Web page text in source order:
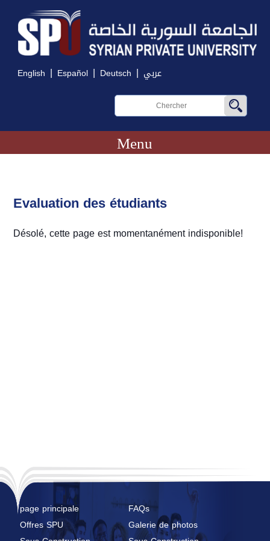
English | Español | Deutsch | عربي
Menu
Evaluation des étudiants
Désolé, cette page est momentanément indisponible!
page principale
FAQs
Offres SPU
Galerie de photos